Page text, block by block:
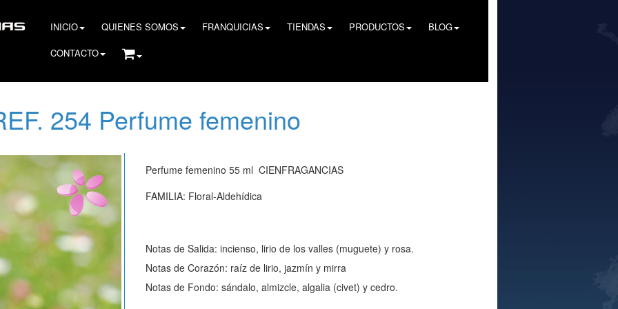
INICIO QUIENES SOMOS FRANQUICIAS TIENDAS PRODUCTOS
BLOG
CONTACTO
254 Perfume femenino
Perfume femenino 55 ml CIENFRAGANCIAS
FAMILIA: Floral-Aldehídica
Notas de Salida: incienso, lirio de los valles (muguete) y rosa.
Notas de Corazón: raíz de lirio, jazmín y mirra
Notas de Fondo: sándalo, almizcle, algalia (civet) y cedro.